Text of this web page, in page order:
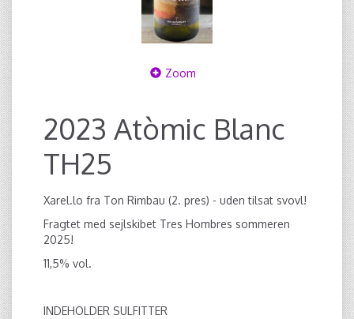
Zoom
2023 Atòmic Blanc
TH25
Xarel.lo fra Ton Rimbau (2. pres) - uden tilsat svovl!
Fragtet med sejlskibet Tres Hombres sommeren
2025!
11,5% vol.
INDEHOLDER SULFITTER